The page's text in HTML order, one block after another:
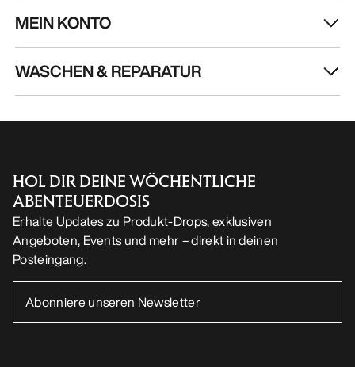
MEIN KONTO
WASCHEN & REPARATUR
HOL DIR DEINE WÖCHENTLICHE
ABENTEUERDOSIS
Erhalte Updates zu Produkt-Drops, exklusiven
Angeboten, Events und mehr – direkt in deinen
Posteingang.